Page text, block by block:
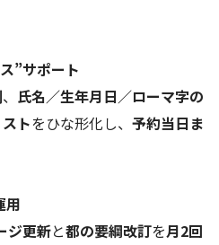
”サポート
、 氏名／生年月日／ローマ字の
トをひな形化し、 予約当日ま
用
ジ更新と都の要綱改訂を月2回